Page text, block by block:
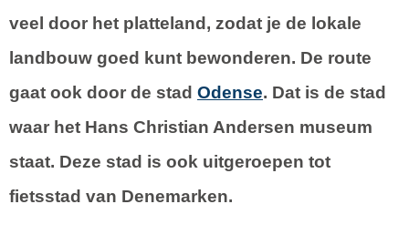
veel door het platteland, zodat je de lokale
landbouw goed kunt bewonderen. De route
gaat ook door de stad Odense. Dat is de stad
waar het Hans Christian Andersen museum
staat. Deze stad is ook uitgeroepen tot
fietsstad van Denemarken.